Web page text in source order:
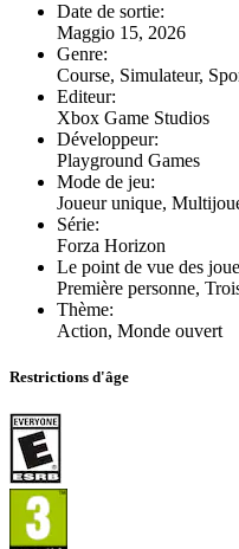
Date de sortie:
Maggio 15, 2026
Genre:
Course, Simulateur,
Editeur:
Xbox Game Studios
Développeur:
Playground Games
Mode de jeu:
Joueur unique,
Série:
Forza Horizon
Le point de vue des
Première personne,
Thème:
Action, Monde ouvert
Restrictions d'âge